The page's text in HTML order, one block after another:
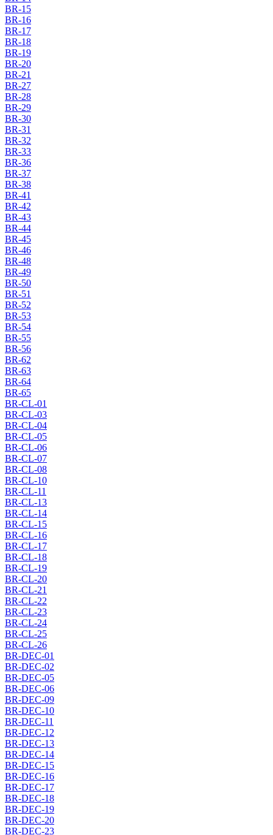
BR-15
BR-16
BR-17
BR-18
BR-19
BR-20
BR-21
BR-27
BR-28
BR-29
BR-30
BR-31
BR-32
BR-33
BR-36
BR-37
BR-38
BR-41
BR-42
BR-43
BR-44
BR-45
BR-46
BR-48
BR-49
BR-50
BR-51
BR-52
BR-53
BR-54
BR-55
BR-56
BR-62
BR-63
BR-64
BR-65
BR-CL-01
BR-CL-03
BR-CL-04
BR-CL-05
BR-CL-06
BR-CL-07
BR-CL-08
BR-CL-10
BR-CL-11
BR-CL-13
BR-CL-14
BR-CL-15
BR-CL-16
BR-CL-17
BR-CL-18
BR-CL-19
BR-CL-20
BR-CL-21
BR-CL-22
BR-CL-23
BR-CL-24
BR-CL-25
BR-CL-26
BR-DEC-01
BR-DEC-02
BR-DEC-05
BR-DEC-06
BR-DEC-09
BR-DEC-10
BR-DEC-11
BR-DEC-12
BR-DEC-13
BR-DEC-14
BR-DEC-15
BR-DEC-16
BR-DEC-17
BR-DEC-18
BR-DEC-19
BR-DEC-20
BR-DEC-23